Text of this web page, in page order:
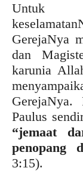
Untuk
GerejaNya
dan
karunia
Paulus
“jemaat
penopang
3:15).